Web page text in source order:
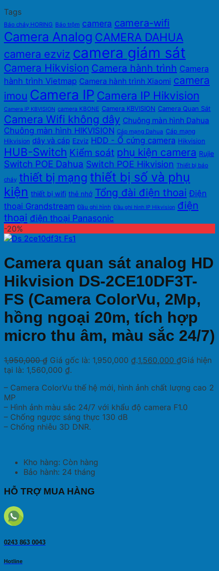
Tags
Báo cháy HORING Báo trộm camera camera-wifi
Camera Analog CAMERA DAHUA
camera ezviz camera giám sát
Camera Hikvision Camera hành trình Camera
hành trình Vietmap Camera hành trình Xiaomi camera
imou Camera IP Camera IP Hikvision
Camera IP KBVISION camera KBONE Camera KBVISION Camera Quan Sát
Camera Wifi không dây Chuông màn hình Dahua
Chuông màn hình HIKVISION Cáp mạng Dahua Cáp mạng
Hikvision dây và cáp Ezviz HDD - Ổ cứng camera Hikvision
HUB-Switch Kiểm soát phụ kiện camera Rujie
Switch POE Dahua Switch POE Hikvision Thiết bị báo
cháy thiết bị mạng thiết bị số và phụ
kiện thiết bị wifi thẻ nhớ Tổng đài điện thoai Điện
thoại Grandstream Đầu ghi hình Đầu ghi hình IP Hikvision điện
thoại điện thoại Panasonic
-20%
Camera quan sát analog HD
Hikvision DS-2CE10DF3T-
FS (Camera ColorVu, 2Mp,
hồng ngoại 20m, tích hợp
micro thu âm, màu sắc 24/7)
1,950,000₫ Giá gốc là: 1,950,000 ₫.1,560,000 ₫Giá hiện
tại là: 1,560,000 ₫.
– Camera ColorVu thế hệ mới, hình ảnh chất lượng cao 2
MP
– Hình ảnh màu sắc 24/7 với khẩu độ camera F1.0
– Chống ngược sáng thực 130 dB
– Chống nhiễu 3D DNR.
Kho hàng: Còn hàng
Bảo hành: 24 tháng
HỖ TRỢ MUA HÀNG
0243 863 0043
Hotline